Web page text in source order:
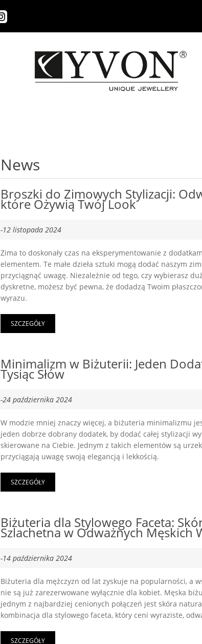
News
Broszki do Zimowych Stylizacji:
które Ożywią Twój Look
-12 listopada 2024
Zima to doskonały czas na eksperymentowanie z
elementem. Te małe dzieła sztuki mogą dodać naszym
przyciągnąć uwagę. Niezależnie od tego, czy wybierasz
dyskretne, możesz być pewna, że dodadzą Twoim
wyrazu.
SZCZEGÓŁY
Minimalizm w Biżuterii: Jeden
Tysiąc Słów
-24 października 2024
W modzie mniej znaczy więcej, a biżuteria minimalizmu
jeden dobrze dobrany dodatek, by dodać całej stylizacji
skierowane na Ciebie. Jednym z takich elementów są
przyciągają uwagę swoją elegancją i lekkością.
SZCZEGÓŁY
Biżuteria dla Stylowego Faceta:
Szlachetna w Odważnych Męskich
-14 października 2024
Biżuteria dla mężczyzn od lat zyskuje na popularności, a
nie są już zarezerwowane wyłącznie dla kobiet. Męska
jednym z najbardziej cenionych połączeń jest skóra
kombinacja dla stylowego faceta, który ceni wyraziste,
SZCZEGÓŁY